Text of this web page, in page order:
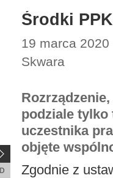
Środki
19 marca
Skwara
podziale tylko
uczestnika
objęte
Zgodnie z